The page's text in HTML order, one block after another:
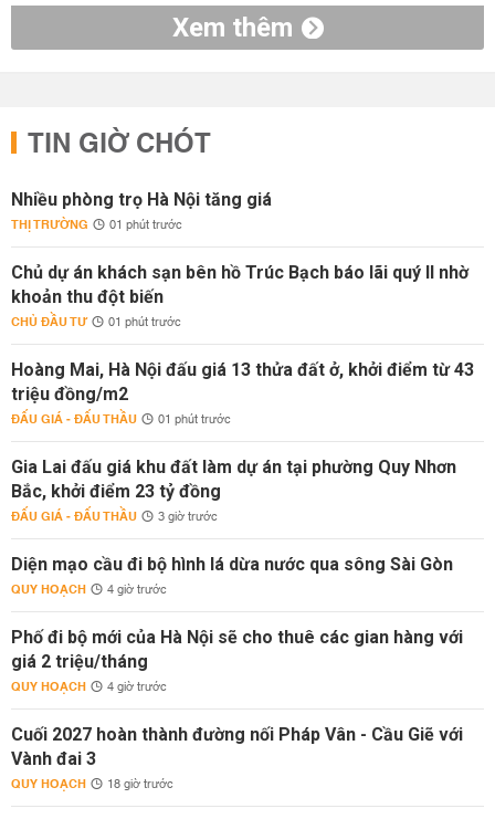
Xem thêm
TIN GIỜ CHÓT
Nhiều phòng trọ Hà Nội tăng giá
THỊ TRƯỜNG 01 phút trước
Chủ dự án khách sạn bên hồ Trúc Bạch báo lãi quý II nhờ
khoản thu đột biến
CHỦ ĐẦU TƯ 01 phút trước
Hoàng Mai, Hà Nội đấu giá 13 thửa đất ở, khởi điểm từ 43
triệu đồng/m2
ĐẤU GIÁ - ĐẤU THẦU 01 phút trước
Gia Lai đấu giá khu đất làm dự án tại phường Quy Nhơn
Bắc, khởi điểm 23 tỷ đồng
ĐẤU GIÁ - ĐẤU THẦU 3 giờ trước
Diện mạo cầu đi bộ hình lá dừa nước qua sông Sài Gòn
QUY HOẠCH 4 giờ trước
Phố đi bộ mới của Hà Nội sẽ cho thuê các gian hàng với
giá 2 triệu/tháng
QUY HOẠCH 4 giờ trước
Cuối 2027 hoàn thành đường nối Pháp Vân - Cầu Giẽ với
Vành đai 3
QUY HOẠCH 18 giờ trước